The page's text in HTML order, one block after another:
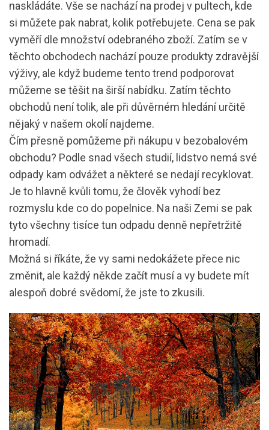
naskládáte. Vše se nachází na prodej v pultech, kde
si můžete pak nabrat, kolik potřebujete. Cena se pak
vyměří dle množství odebraného zboží. Zatím se v
těchto obchodech nachází pouze produkty zdravější
výživy, ale když budeme tento trend podporovat
můžeme se těšit na širší nabídku. Zatím těchto
obchodů není tolik, ale při důvěrném hledání určitě
nějaký v našem okolí najdeme.
Čím přesně pomůžeme při nákupu v bezobalovém
obchodu? Podle snad všech studií, lidstvo nemá své
odpady kam odvážet a některé se nedají recyklovat.
Je to hlavně kvůli tomu, že člověk vyhodí bez
rozmyslu kde co do popelnice. Na naši Zemi se pak
tyto všechny tisíce tun odpadu denně nepřetržitě
hromadí.
Možná si říkáte, že vy sami nedokážete přece nic
změnit, ale každý někde začít musí a vy budete mít
alespoň dobré svědomí, že jste to zkusili.